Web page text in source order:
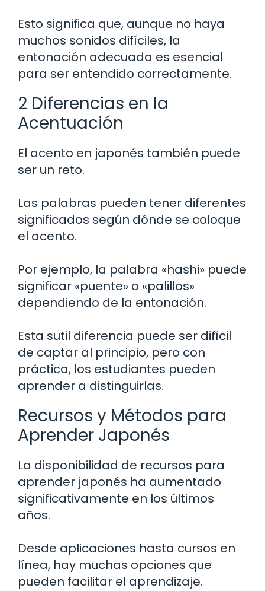
Esto significa que, aunque no haya
muchos sonidos difíciles, la
entonación adecuada es esencial
para ser entendido correctamente.
2 Diferencias en la
Acentuación
El acento en japonés también puede
ser un reto.
Las palabras pueden tener diferentes
significados según dónde se coloque
el acento.
Por ejemplo, la palabra «hashi» puede
significar «puente» o «palillos»
dependiendo de la entonación.
Esta sutil diferencia puede ser difícil
de captar al principio, pero con
práctica, los estudiantes pueden
aprender a distinguirlas.
Recursos y Métodos para
Aprender Japonés
La disponibilidad de recursos para
aprender japonés ha aumentado
significativamente en los últimos
años.
Desde aplicaciones hasta cursos en
línea, hay muchas opciones que
pueden facilitar el aprendizaje.